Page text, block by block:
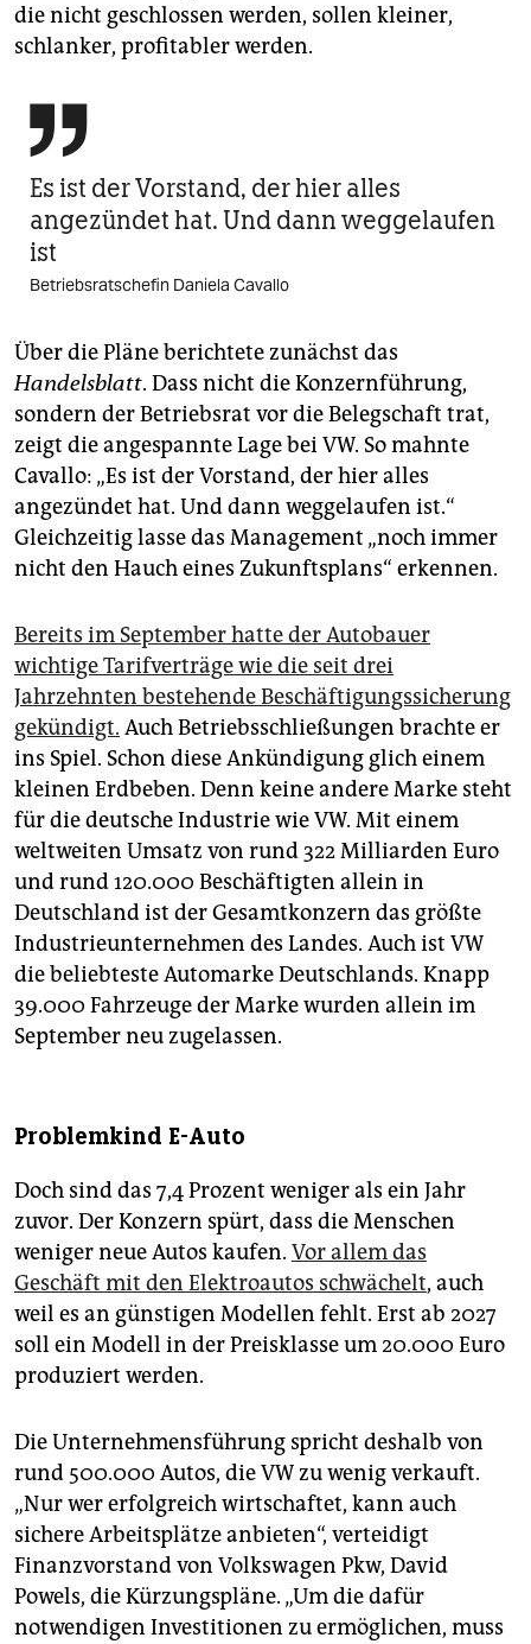
die nicht geschlossen werden, sollen kleiner,
schlanker, profitabler werden.

Es ist der Vorstand, der hier alles
angezündet hat. Und dann weggelaufen
ist
Betriebsratschefin Daniela Cavallo
Über die Pläne berichtete zunächst das
Handelsblatt. Dass nicht die Konzernführung,
sondern der Betriebsrat vor die Belegschaft trat,
zeigt die angespannte Lage bei VW. So mahnte
Cavallo: „Es ist der Vorstand, der hier alles
angezündet hat. Und dann weggelaufen ist.“
Gleichzeitig lasse das Management „noch immer
nicht den Hauch eines Zukunftsplans“ erkennen.
Bereits im September hatte der Autobauer
wichtige Tarifverträge wie die seit drei
Jahrzehnten bestehende Beschäftigungssicherung
gekündigt. Auch Betriebsschließungen brachte er
ins Spiel. Schon diese Ankündigung glich einem
kleinen Erdbeben. Denn keine andere Marke steht
für die deutsche Industrie wie VW. Mit einem
weltweiten Umsatz von rund 322 Milliarden Euro
und rund 120.000 Beschäftigten allein in
Deutschland ist der Gesamtkonzern das größte
Industrieunternehmen des Landes. Auch ist VW
die beliebteste Automarke Deutschlands. Knapp
39.000 Fahrzeuge der Marke wurden allein im
September neu zugelassen.
Problemkind E-Auto
Doch sind das 7,4 Prozent weniger als ein Jahr
zuvor. Der Konzern spürt, dass die Menschen
weniger neue Autos kaufen. Vor allem das
Geschäft mit den Elektroautos schwächelt, auch
weil es an günstigen Modellen fehlt. Erst ab 2027
soll ein Modell in der Preisklasse um 20.000 Euro
produziert werden.
Die Unternehmensführung spricht deshalb von
rund 500.000 Autos, die VW zu wenig verkauft.
„Nur wer erfolgreich wirtschaftet, kann auch
sichere Arbeitsplätze anbieten“, verteidigt
Finanzvorstand von Volkswagen Pkw, David
Powels, die Kürzungspläne. „Um die dafür
notwendigen Investitionen zu ermöglichen, muss